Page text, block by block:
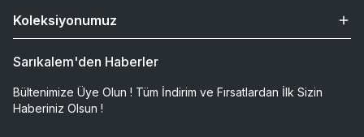
Koleksiyonumuz
Sarıkalem'den Haberler
Bültenimize Üye Olun ! Tüm İndirim ve Fırsatlardan İlk Sizin
Haberiniz Olsun !